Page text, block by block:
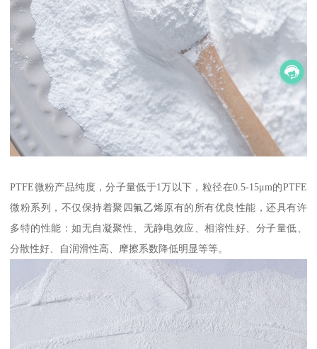
PTFE微粉产品纯度，分子量低于1万以下，粒径在0.5-15μm的PTFE
微粉系列，不仅保持着聚四氟乙烯原有的所有优良性能，还具有许
多特的性能：如无自凝聚性、无静电效应、相溶性好、分子量低、
分散性好、自润滑性高、摩擦系数降低明显等等。